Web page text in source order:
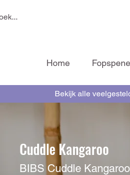
Home
Bekijk alle
Cuddle Kangaroo
BIBS Cuddle